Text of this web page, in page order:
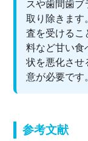
スや歯間歯ブ
取り除きます
査を受けるこ
料など甘い食
状を悪化させ
意が必要です
参考文献